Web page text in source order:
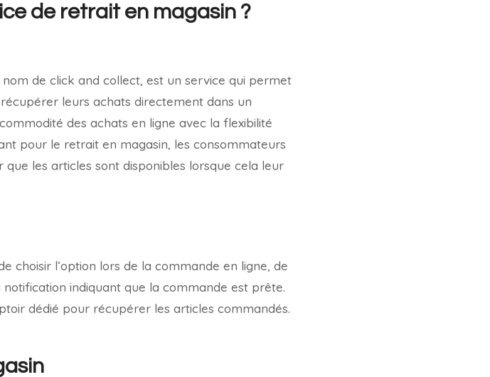
de retrait en magasin ?
de click and collect, est un service qui permet
leurs achats directement dans un
des achats en ligne avec la flexibilité
pour le retrait en magasin, les consommateurs
que les articles sont disponibles lorsque cela leur
choisir l’option lors de la commande en ligne, de
indiquant que la commande est prête.
dédié pour récupérer les articles commandés.